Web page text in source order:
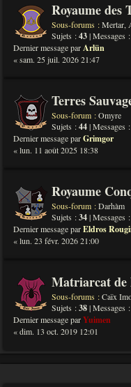
Royaume des
Sous-forums :Mertar,
Sujets :43| Messages :
Dernier message parArlün
« sam. 25 juil. 2026 21:47
Terres
Sous-forum :Omyre
Sujets :44| Messages :
Dernier message parGrimgor
« lun. 11 août 2025 18:38
Royaume
Sous-forum :Darhàm
Sujets :34| Messages :
Dernier message parEldros
« lun. 23 févr. 2026 21:00
Matriarcat
Sous-forums :Caïx
Sujets :38| Messages :
Dernier message parYuimen
« dim. 13 oct. 2019 12:01